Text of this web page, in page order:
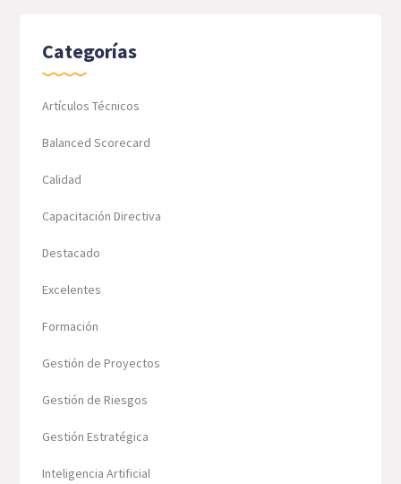
Categorías
Artículos Técnicos
Balanced Scorecard
Calidad
Capacitación Directiva
Destacado
Excelentes
Formación
Gestión de Proyectos
Gestión de Riesgos
Gestión Estratégica
Inteligencia Artificial